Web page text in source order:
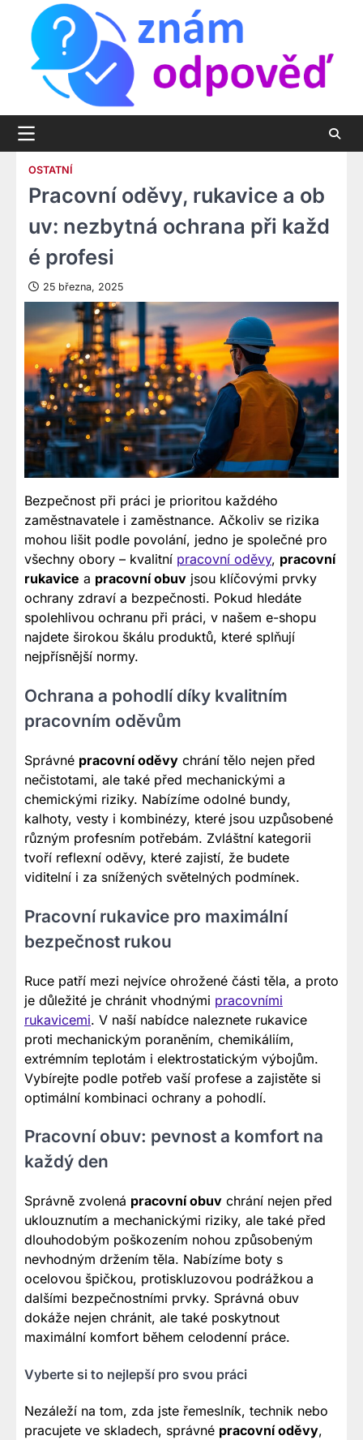
content
OSTATNÍ
Pracovní oděvy, rukavice a ob
uv: nezbytná ochrana při každ
é profesi
25 března, 2025
Bezpečnost při práci je prioritou každého
zaměstnavatele i zaměstnance. Ačkoliv se rizika
mohou lišit podle povolání, jedno je společné pro
všechny obory – kvalitní pracovní oděvy, pracovní
rukavice a pracovní obuv jsou klíčovými prvky
ochrany zdraví a bezpečnosti. Pokud hledáte
spolehlivou ochranu při práci, v našem e-shopu
najdete širokou škálu produktů, které splňují
nejpřísnější normy.
Ochrana a pohodlí díky kvalitním
pracovním oděvům
Správné pracovní oděvy chrání tělo nejen před
nečistotami, ale také před mechanickými a
chemickými riziky. Nabízíme odolné bundy,
kalhoty, vesty i kombinézy, které jsou uzpůsobené
různým profesním potřebám. Zvláštní kategorii
tvoří reflexní oděvy, které zajistí, že budete
viditelní i za snížených světelných podmínek.
Pracovní rukavice pro maximální
bezpečnost rukou
Ruce patří mezi nejvíce ohrožené části těla, a proto
je důležité je chránit vhodnými pracovními
rukavicemi. V naší nabídce naleznete rukavice
proti mechanickým poraněním, chemikáliím,
extrémním teplotám i elektrostatickým výbojům.
Vybírejte podle potřeb vaší profese a zajistěte si
optimální kombinaci ochrany a pohodlí.
Pracovní obuv: pevnost a komfort na
každý den
Správně zvolená pracovní obuv chrání nejen před
uklouznutím a mechanickými riziky, ale také před
dlouhodobým poškozením nohou způsobeným
nevhodným držením těla. Nabízíme boty s
ocelovou špičkou, protiskluzovou podrážkou a
dalšími bezpečnostními prvky. Správná obuv
dokáže nejen chránit, ale také poskytnout
maximální komfort během celodenní práce.
Vyberte si to nejlepší pro svou práci
Nezáleží na tom, zda jste řemeslník, technik nebo
pracujete ve skladech, správné pracovní oděvy,